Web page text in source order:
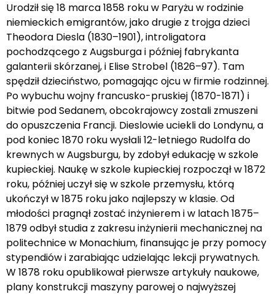
Urodził się 18 marca 1858 roku w Paryżu w rodzinie
niemieckich emigrantów, jako drugie z trojga dzieci
Theodora Diesla (1830–1901), introligatora
pochodzącego z Augsburga i później fabrykanta
galanterii skórzanej, i Elise Strobel (1826–97). Tam
spędził dzieciństwo, pomagając ojcu w firmie rodzinnej.
Po wybuchu wojny francusko-pruskiej (1870-1871) i
bitwie pod Sedanem, obcokrajowcy zostali zmuszeni
do opuszczenia Francji. Dieslowie uciekli do Londynu, a
pod koniec 1870 roku wysłali 12-letniego Rudolfa do
krewnych w Augsburgu, by zdobył edukację w szkole
kupieckiej. Naukę w szkole kupieckiej rozpoczął w 1872
roku, później uczył się w szkole przemysłu, którą
ukończył w 1875 roku jako najlepszy w klasie. Od
młodości pragnął zostać inżynierem i w latach 1875–
1879 odbył studia z zakresu inżynierii mechanicznej na
politechnice w Monachium, finansując je przy pomocy
stypendiów i zarabiając udzielając lekcji prywatnych.
W 1878 roku opublikował pierwsze artykuły naukowe,
plany konstrukcji maszyny parowej o najwyższej